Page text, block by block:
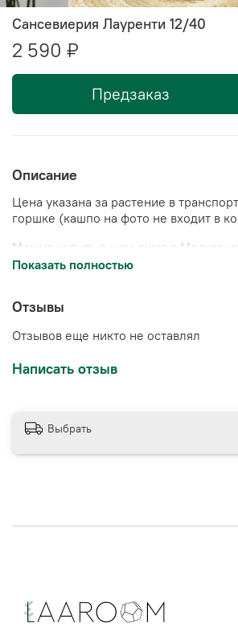
Сансевиерия Лауренти 12/40
2 590 ₽
Предзаказ
Описание
Цена указана за растение в
горшке (кашпо на фото не входит в
Можно купить в шоу-руме в Москве
доставку.
Показать полностью
Отзывы
Отзывов еще никто не оставлял
Написать отзыв
Выбрать